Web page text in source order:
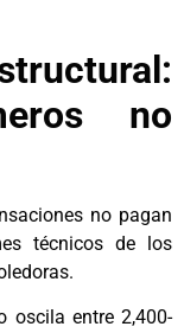
no
no pagan
técnicos de los
oscila entre 2,400-